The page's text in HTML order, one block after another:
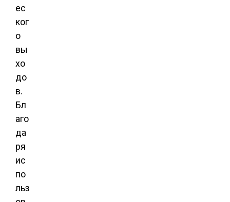
ес
ког
о
вы
хо
до
в.
Бл
аго
да
ря
ис
по
льз